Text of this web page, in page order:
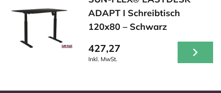
ADAPT I Schreibtisch
120x80 – Schwarz
427,27
Inkl. MwSt.